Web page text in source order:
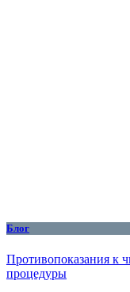
Блог
Противопоказания к
процедуры